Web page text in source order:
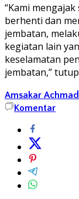
“Kami
berhenti dan
jembatan,
kegiatan lain
keselamatan
jembatan,”
Amsakar Achmad
Komentar